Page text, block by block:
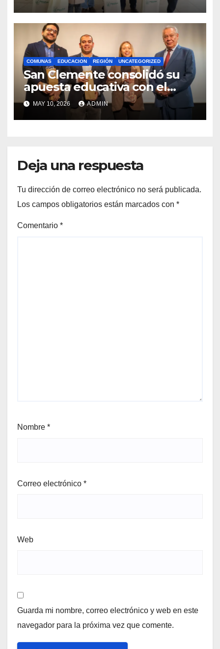
Royalty Minero
COMUNAS EDUCACION REGIÓN UNCATEGORIZED
San Clemente consolidó su
apuesta educativa con el
lanzamiento del
Preuniversitario Brotes 2026
MAY 10, 2026 ADMIN
Deja una respuesta
Tu dirección de correo electrónico no será publicada.
Los campos obligatorios están marcados con *
Comentario *
Nombre *
Correo electrónico *
Web
Guarda mi nombre, correo electrónico y web en este
navegador para la próxima vez que comente.